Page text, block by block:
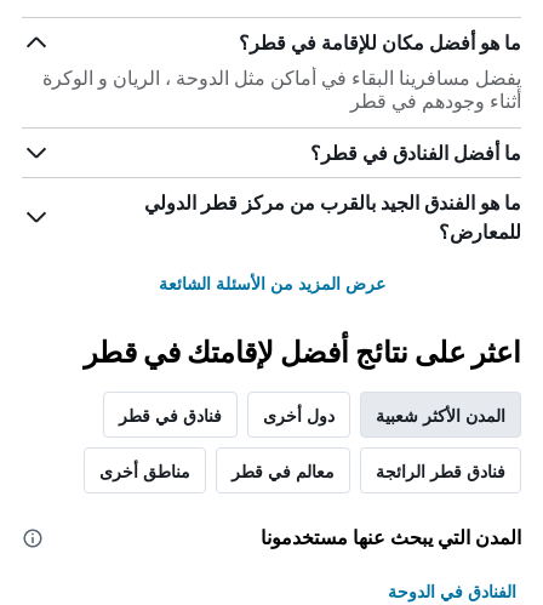
ما هو أفضل مكان للإقامة في قطر؟
يفضل مسافرينا البقاء في أماكن مثل الدوحة ، الريان و الوكرة
أثناء وجودهم في قطر
ما أفضل الفنادق في قطر؟
ما هو الفندق الجيد بالقرب من مركز قطر الدولي
للمعارض؟
عرض المزيد من الأسئلة الشائعة
اعثر على نتائج أفضل لإقامتك في قطر
المدن الأكثر شعبية دول أخرى فنادق في قطر
فنادق قطر الرائجة معالم في قطر مناطق أخرى
المدن التي يبحث عنها مستخدمونا
الفنادق في الدوحة